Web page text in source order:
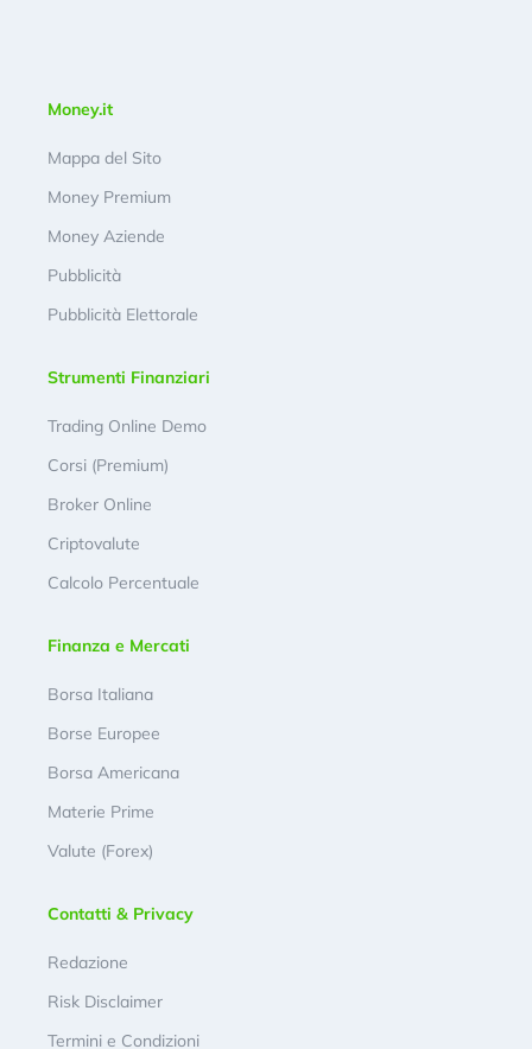
Money.it
Mappa del Sito
Money Premium
Money Aziende
Pubblicità
Pubblicità Elettorale
Strumenti Finanziari
Trading Online Demo
Corsi (Premium)
Broker Online
Criptovalute
Calcolo Percentuale
Finanza e Mercati
Borsa Italiana
Borse Europee
Borsa Americana
Materie Prime
Valute (Forex)
Contatti & Privacy
Redazione
Risk Disclaimer
Termini e Condizioni